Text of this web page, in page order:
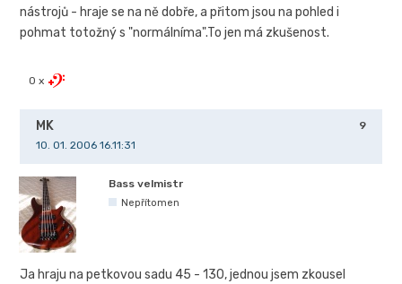
nástrojů - hraje se na ně dobře, a přitom jsou na pohled i
pohmat totožný s "normálníma".To jen má zkušenost.
0 x
9
MK
10. 01. 2006 16.11:31
Bass velmistr
Nepřítomen
Ja hraju na petkovou sadu 45 - 130, jednou jsem zkousel